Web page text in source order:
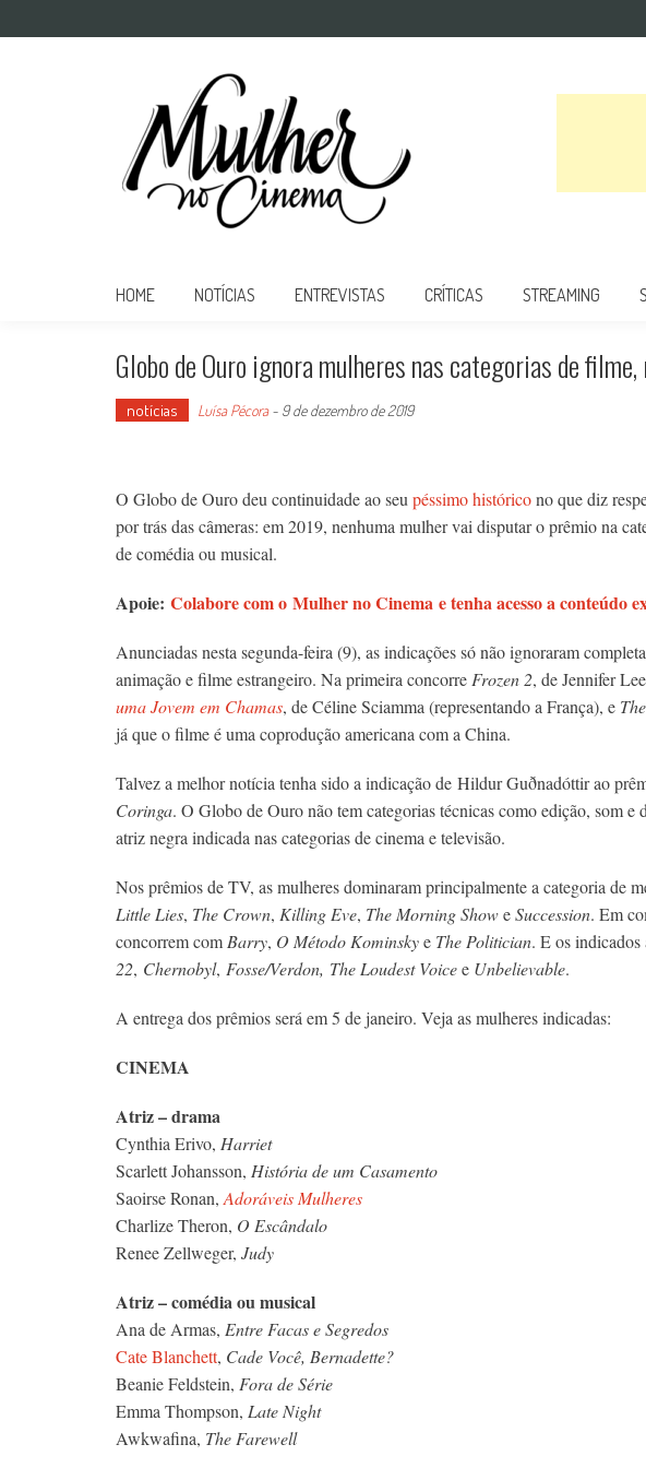
HOME NOTÍCIAS ENTREVISTAS CRÍTICAS STREAMING
Globo de Ouro ignora mulheres nas categorias de
notícias Luísa Pécora- 9 de dezembro de 2019
O Globo de Ouro deu continuidade ao seu péssimo históricono que diz
por trás das câmeras: em 2019, nenhuma mulher vai disputar o prêmio na
de comédia ou musical.
Apoie: Colabore com o Mulher no Cinema e tenha acesso a conteúdo
Anunciadas nesta segunda-feira (9), as indicações só não ignoraram
animação e filme estrangeiro. Na primeira concorre Frozen 2, de Jennifer
uma Jovem em Chamas, de Céline Sciamma (representando a França), e
já que o filme é uma coprodução americana com a China.
Talvez a melhor notícia tenha sido a indicação de Hildur Guðnadóttir ao
Coringa. O Globo de Ouro não tem categorias técnicas como edição, som
atriz negra indicada nas categorias de cinema e televisão.
Nos prêmios de TV, as mulheres dominaram principalmente a categoria de
Little Lies, The Crown, Killing Eve, The Morning ShoweSuccession. Em
concorrem com Barry, O Método Kominskye The Politician. E os
22, Chernobyl, Fosse/Verdon, The Loudest Voicee Unbelievable.
A entrega dos prêmios será em 5 de janeiro. Veja as mulheres indicadas:
CINEMA
Atriz – drama
Cynthia Erivo, Harriet
Scarlett Johansson, História de um Casamento
Saoirse Ronan, Adoráveis Mulheres
Charlize Theron, O Escândalo
Renee Zellweger, Judy
Atriz – comédia ou musical
Ana de Armas, Entre Facas e Segredos
Cate Blanchett, Cade Você, Bernadette?
Beanie Feldstein, Fora de Série
Emma Thompson, Late Night
Awkwafina, The Farewell